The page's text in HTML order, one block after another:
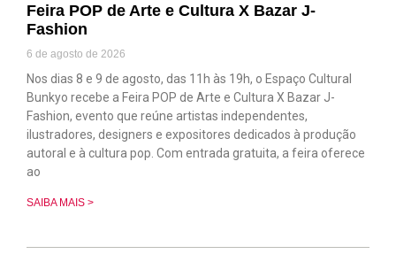
Feira POP de Arte e Cultura X Bazar J-
Fashion
6 de agosto de 2026
Nos dias 8 e 9 de agosto, das 11h às 19h, o Espaço Cultural
Bunkyo recebe a Feira POP de Arte e Cultura X Bazar J-
Fashion, evento que reúne artistas independentes,
ilustradores, designers e expositores dedicados à produção
autoral e à cultura pop. Com entrada gratuita, a feira oferece
ao
SAIBA MAIS >